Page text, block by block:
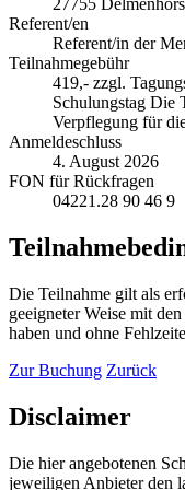
27755
Referent/en
Referent/in der
Teilnahmegebühr
419,- zzgl.
Schulungstag Die
Verpflegung für
Anmeldeschluss
4. August 2026
FON für Rückfragen
04221.28 90 46 9
Die Teilnahme gilt als
geeigneter Weise mit
haben und ohne
Zur Buchung Zurück
Disclaimer
Die hier angebotenen
jeweiligen Anbieter den